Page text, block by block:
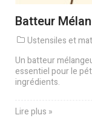
Batteur
Ustensiles et
Un batteur
essentiel pour le
ingrédients.
Lire plus »